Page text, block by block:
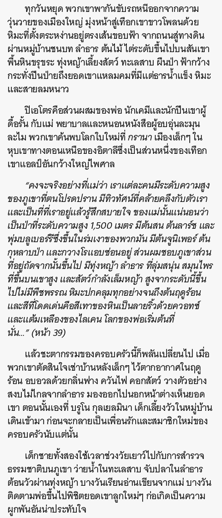
ทุกวันหยุด พวกเขาพากันขับรถหนีออกจากความ
วุ่นวายของเมืองใหญ่ มุ่งหน้าสู่เทือกเขาขาวโพลนด้วย
หิมะที่ตั้งตระหง่านอยู่ตรงเส้นขอบฟ้า จากถนนสู่ทางดิน
ผ่านหมู่บ้านชนบท ลำธารต้นไม้ ไต่ระดับขึ้นไปบนสันเขา
พื้นหินขรุขระ ทุ่งหญ้าเลี้ยงสัตว์ ทะเลสาบ ผืนป่า ฟ้ากว้าง
กระทั่งปีนป่ายถึงยอดเขาแหลมคมที่มีแต่ธารน้ำแข็ง หิมะ
และสายลมหนาว
ปิเอโตรคือส่วนผสมของพ่อ นักเคมีและนักปีนเขาผู้
ดื้อรั้น กับแม่ พยาบาลและหนอนหนังสือผู้อบอุ่นละมุน
ละไม พวกเขาค้นพบโลกใบใหม่ที่กรานาเมืองเล็กๆ ใน
หุบเขาทางตอนเหนือของอิตาลีซึ่งเป็นส่วนหนึ่งของเทือก
เขาแอลป์อันกว้างใหญ่ไพศาล
“คงจะจริงอย่างที่แม่ว่า เราแต่ละคนมีระดับความสูง
ของภูเขาที่ตนโปรดปราน มีทิวทัศน์ที่คล้ายคลึงกับตัวเรา
และเป็นที่ที่เราอยู่แล้วรู้สึกสบายใจ ของแม่นั้นแน่นอนว่า
เป็นป่าที่ระดับความสูง 1,500 เมตร มีต้นสน ต้นลาร์ช และ
พุ่มบลูเบอร์รีซึ่งขึ้นในร่มเงาของพวกมัน มีต้นจูนิเพอร์ ต้น
กุหลาบป่า และกวางโรแอบซ่อนอยู่ ส่วนผมชอบภูเขาส่วน
ที่อยู่ถัดจากนั้นขึ้นไป มีทุ่งหญ้า ลำธาร ที่ลุ่มสนุ่น สมุนไพร
ที่ขึ้นบนเขาสูง และสัตว์กำลังเล็มหญ้า สูงจากระดับนี้ขึ้น
ไปไม่มีพืชพรรณ หิมะปกคลุมทุกอย่างจนถึงต้นฤดูร้อน
และสีที่โดดเด่นคือสีเทาของหินเป็นลายริ้วด้วยควอทซ์
และแต้มเหลืองของไลเคน โลกของพ่อเริ่มต้นที่
นั่น…” (หน้า 39)
แล้วชะตากรรมของครอบครัวนี้ก็พลันเปลี่ยนไป เมื่อ
พวกเขาตัดสินใจเช่าบ้านหลังเล็กๆ ไว้ตากอากาศในฤดู
ร้อน อบอวลด้วยกลิ่นฟาง ควันไฟ คอกสัตว์ วางตัวอย่าง
สงบไม่ไกลจากลำธาร มองออกไปนอกหน้าต่างเห็นยอด
เขา ตอนนั้นเองที่บรูโน กุลเยลมินาเด็กเลี้ยงวัวในหมู่บ้าน
เดินเข้ามา ก่อนจะกลายเป็นเพื่อนรักและสมาชิกใหม่ของ
ครอบครัวนับแต่นั้น
เด็กชายทั้งสองใช้เวลาช่วงวัยเยาว์ไปกับการสำรวจ
ธรรมชาติบนภูเขา ว่ายน้ำในทะเลสาบ จับปลาในลำธาร
ต้อนวัวผ่านทุ่งหญ้า บางวันเรียนอ่านเขียนจากแม่ บางวัน
ติดตามพ่อขึ้นไปพิชิตยอดเขาลูกใหม่ๆ ก่อเกิดเป็นความ
ผูกพันอันน่าประทับใจ